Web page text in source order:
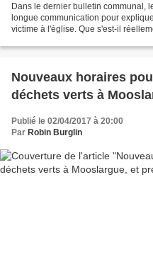
Dans le dernier bulletin communal,
longue communication pour
victime à l'église. Que s'est-il
Nouveaux horaires
déchets verts à
Publié le 02/04/2017 à 20:00
Par Robin Burglin